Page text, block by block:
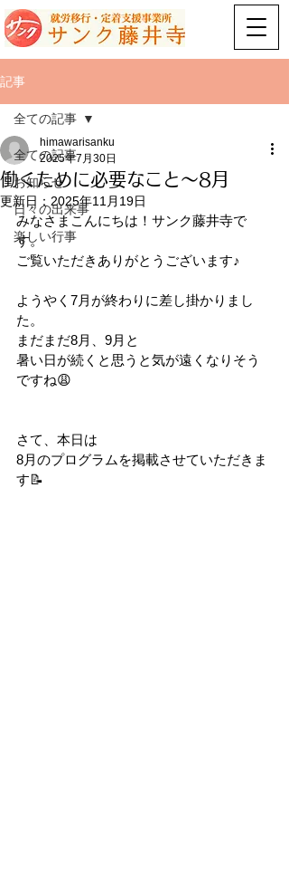
記事
全ての記事
お知らせ
日々の出来事
楽しい行事
全ての記事
働くために必要なこと～8月
himawarisanku
2025年7月30日
更新日： 2025年11月19日
みなさまこんにちは！サンク藤井寺で
す。
ご覧いただきありがとうございます♪
ようやく7月が終わりに差し掛かりまし
た。
まだまだ8月、9月と
暑い日が続くと思うと気が遠くなりそう
ですね😩
さて、本日は
8月のプログラムを掲載させていただきま
す📝